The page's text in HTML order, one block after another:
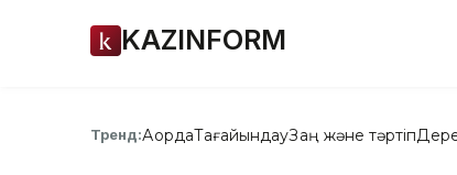
KAZINFORM
Тренд:АқордаТағайындауЗаң және тәртіп